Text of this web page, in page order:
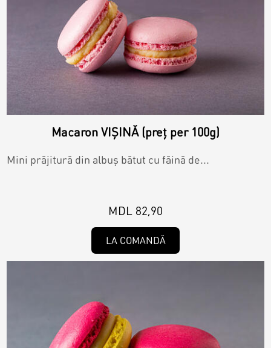
Macaron VIȘINĂ (preț per 100g)
Mini prăjitură din albuș bătut cu făină de...
MDL 82,90
LA COMANDĂ